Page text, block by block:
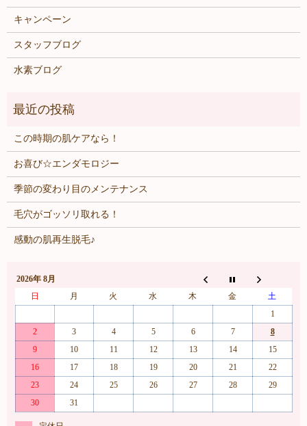
キャンペーン
スタッフブログ
水素ブログ
この時期の肌ケアなら！
お喜び☆エンダモロジー
季節の変わり目のメンテナンス
毛穴がゴッソリ取れる！
感動の肌再生脱毛♪
2026年 8月
日
月 火 水 木 金
土
1
2
3 4 5 6 7
8
9
10 11 12 13 14
15
16
17 18 19 20 21
22
23
24 25 26 27 28
29
30
31